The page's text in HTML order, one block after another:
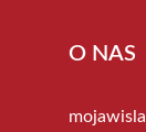
O NAS